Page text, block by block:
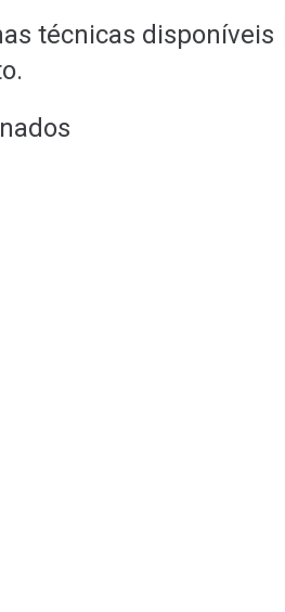
técnicas disponíveis